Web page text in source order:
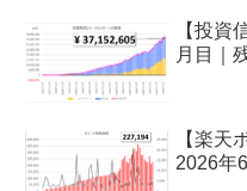
【投資
月目｜
【楽天
2026年